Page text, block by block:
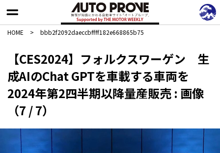
HOME > bbb2f2092daeccbffff182e668865b75
【CES2024】フォルクスワーゲン 生
成AIのChat GPTを車載する車両を
2024年第2四半期以降量産販売 : 画像
（7 / 7）